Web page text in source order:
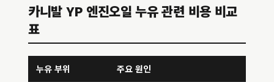
카니발 YP 엔진오일 누유 관련 비용 비교
표
누유 부위 주요 원인